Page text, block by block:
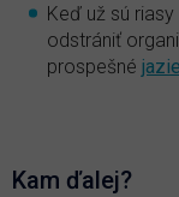
Keď už sú
odstrániť
prospešné
Kam ďalej?